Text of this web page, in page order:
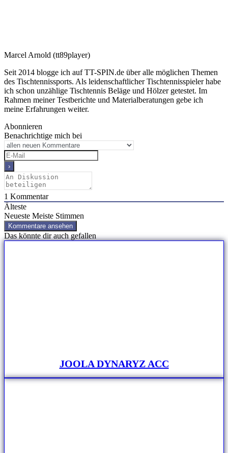
Marcel Arnold (tt89player)
Seit 2014 blogge ich auf TT-SPIN.de über alle möglichen Themen
des Tischtennissports. Als leidenschaftlicher Tischtennisspieler habe
ich schon unzählige Tischtennis Beläge und Hölzer getestet. Im
Rahmen meiner Testberichte und Materialberatungen gebe ich
meine Erfahrungen weiter.
Abonnieren
Benachrichtige mich bei
1 Kommentar
Älteste
Neueste Meiste Stimmen
Kommentare ansehen
Das könnte dir auch gefallen
JOOLA DYNARYZ ACC